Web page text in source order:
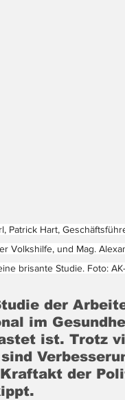
Patrick Hart,
Volkshilfe, und Mag.
brisante Studie. Foto:
der
im
ist. Trotz
der